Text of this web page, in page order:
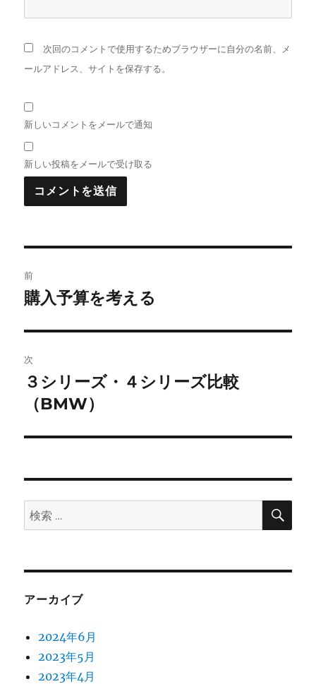
次回のコメントで使用するためブラウザーに自分の名前、メ
ールアドレス、サイトを保存する。
新しいコメントをメールで通知
新しい投稿をメールで受け取る
稿
ビ
ゲ
ー
シ
ン
前
前
投
稿:
購入予算を考える
次
次
の
稿:
３シリーズ・４シリーズ比較
（BMW）
検
索:
検
アーカイブ
2024年6月
2023年5月
2023年4月